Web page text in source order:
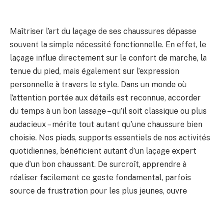
Maîtriser l’art du laçage de ses chaussures dépasse
souvent la simple nécessité fonctionnelle. En effet, le
laçage influe directement sur le confort de marche, la
tenue du pied, mais également sur l’expression
personnelle à travers le style. Dans un monde où
l’attention portée aux détails est reconnue, accorder
du temps à un bon lassage – qu’il soit classique ou plus
audacieux – mérite tout autant qu’une chaussure bien
choisie. Nos pieds, supports essentiels de nos activités
quotidiennes, bénéficient autant d’un laçage expert
que d’un bon chaussant. De surcroît, apprendre à
réaliser facilement ce geste fondamental, parfois
source de frustration pour les plus jeunes, ouvre